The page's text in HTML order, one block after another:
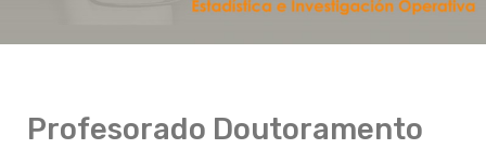
Profesorado Doutoramento